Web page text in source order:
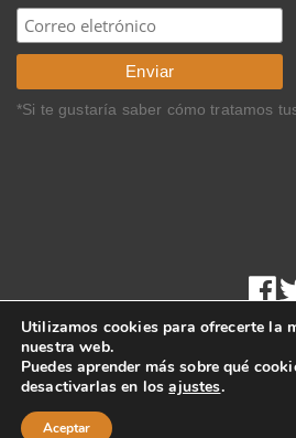
*Si te gustaría saber cómo tratamos
Copyright © 2014 Carlos Rodríguez
reservados.
Utilizamos cookies para ofrecerte la
nuestra web.
Puedes aprender más sobre qué
desactivarlas en losajustes.
Aceptar